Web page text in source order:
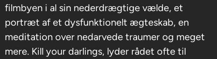
filmbyen i al sin nederdrægtige vælde, et
portræt af et dysfunktionelt ægteskab, en
meditation over nedarvede traumer og meget
mere. Kill your darlings, lyder rådet ofte til